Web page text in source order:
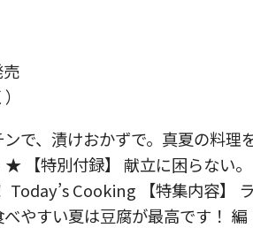
で、漬けおかずで。真夏の料理
【特別付録】 献立に困らない。
Today’s Cooking 【特集内容】
やすい夏は豆腐が最高です！ 編